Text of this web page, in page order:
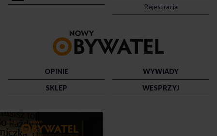
Rejestracja
strony
OPINIE
WYWIADY
SKLEP
WESPRZYJ